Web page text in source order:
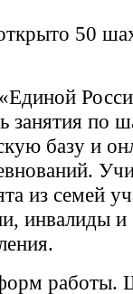
50
занятия по
базу и
из семей
инвалиды и
работы.